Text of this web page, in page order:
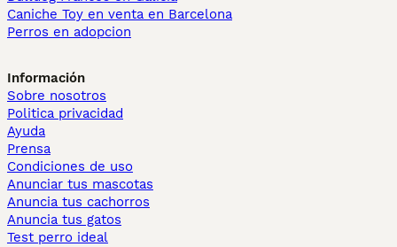
Caniche Toy en venta en Barcelona
Perros en adopcion
Información
Sobre nosotros
Politica privacidad
Ayuda
Prensa
Condiciones de uso
Anunciar tus mascotas
Anuncia tus cachorros
Anuncia tus gatos
Test perro ideal